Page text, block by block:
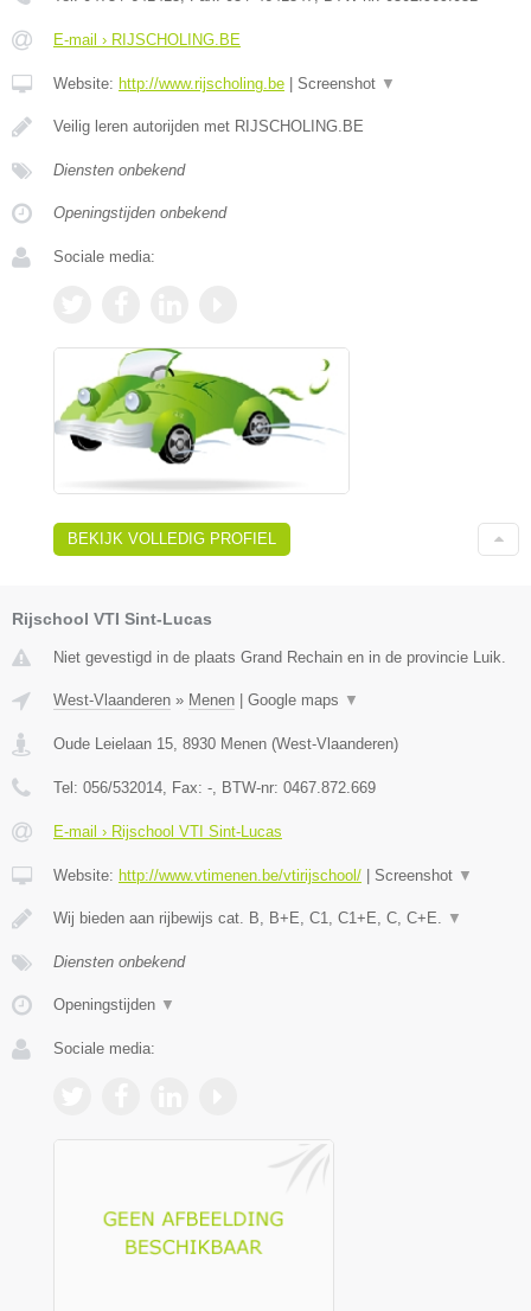
E-mail › RIJSCHOLING.BE
Website: http://www.rijscholing.be Screenshot ▼
Veilig leren autorijden met RIJSCHOLING.BE
Diensten onbekend
Openingstijden onbekend
Sociale media:
BEKIJK VOLLEDIG PROFIEL
Rijschool VTI Sint-Lucas
Niet gevestigd in de plaats Grand Rechain en in de provincie Luik.
West-Vlaanderen » Menen Google maps ▼
Oude Leielaan 15 8930 Menen (West-Vlaanderen)
Tel: 056/532014 , Fax: - , BTW-nr: 0467.872.669
E-mail › Rijschool VTI Sint-Lucas
Website: http://www.vtimenen.be/vtirijschool/ Screenshot ▼
Wij bieden aan rijbewijs cat. B, B+E, C1, C1+E, C, C+E. ▼
Diensten onbekend
Openingstijden ▼
Sociale media: